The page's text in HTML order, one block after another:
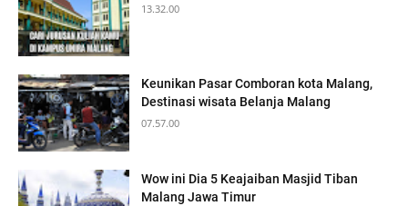
13.32.00
Keunikan Pasar Comboran kota Malang,
Destinasi wisata Belanja Malang
07.57.00
Wow ini Dia 5 Keajaiban Masjid Tiban
Malang Jawa Timur